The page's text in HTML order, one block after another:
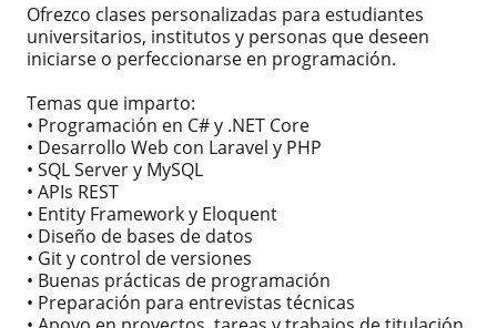
Ofrezco clases personalizadas para estudiantes
universitarios, institutos y personas que deseen
iniciarse o perfeccionarse en programación.
Temas que imparto:
• Programación en C# y .NET Core
• Desarrollo Web con Laravel y PHP
• SQL Server y MySQL
• APIs REST
• Entity Framework y Eloquent
• Diseño de bases de datos
• Git y control de versiones
• Buenas prácticas de programación
• Preparación para entrevistas técnicas